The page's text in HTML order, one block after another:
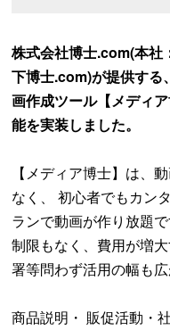
株式会社博士.com(本社
下博士.com)が提供する
画作成ツール【メディ
能を実装しました。
【メディア博士】は、
なく、 初心者でもカン
ランで動画が作り放題
制限もなく、費用が増
署等問わず活用の幅も広
商品説明・ 販促活動・